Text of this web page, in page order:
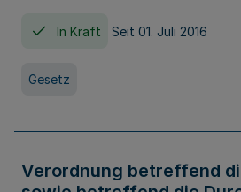
In Kraft Seit 01. Juli 2016
Gesetz
Verordnung betreffend